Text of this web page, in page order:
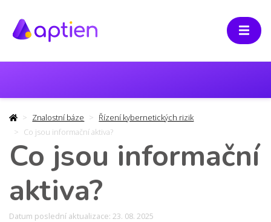
Znalostní báze
Řízení kybernetických rizik
Co jsou informační aktiva?
Co jsou informační
aktiva?
Datum poslední aktualizace: 23. 08. 2025